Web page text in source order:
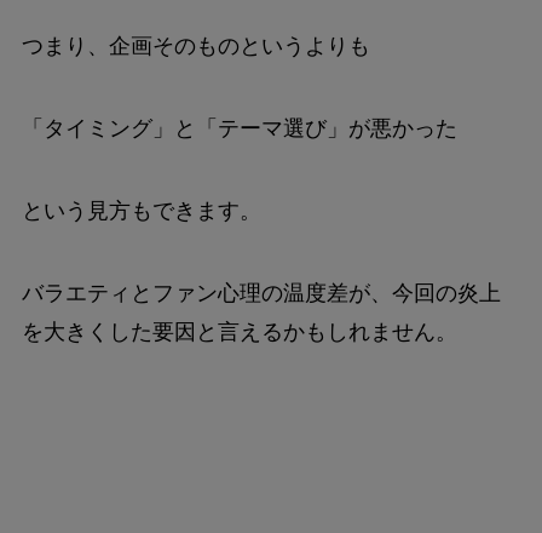
つまり、企画そのものというよりも
「タイミング」と「テーマ選び」が悪かった
という見方もできます。
バラエティとファン心理の温度差が、今回の炎上
を大きくした要因と言えるかもしれません。